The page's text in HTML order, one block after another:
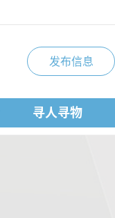
发布信息
寻人寻物